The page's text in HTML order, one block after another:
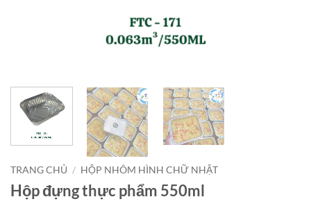
TRANG CHỦ / HỘP NHÔM HÌNH CHỮ NHẬT
Hộp đựng thực phẩm 550ml